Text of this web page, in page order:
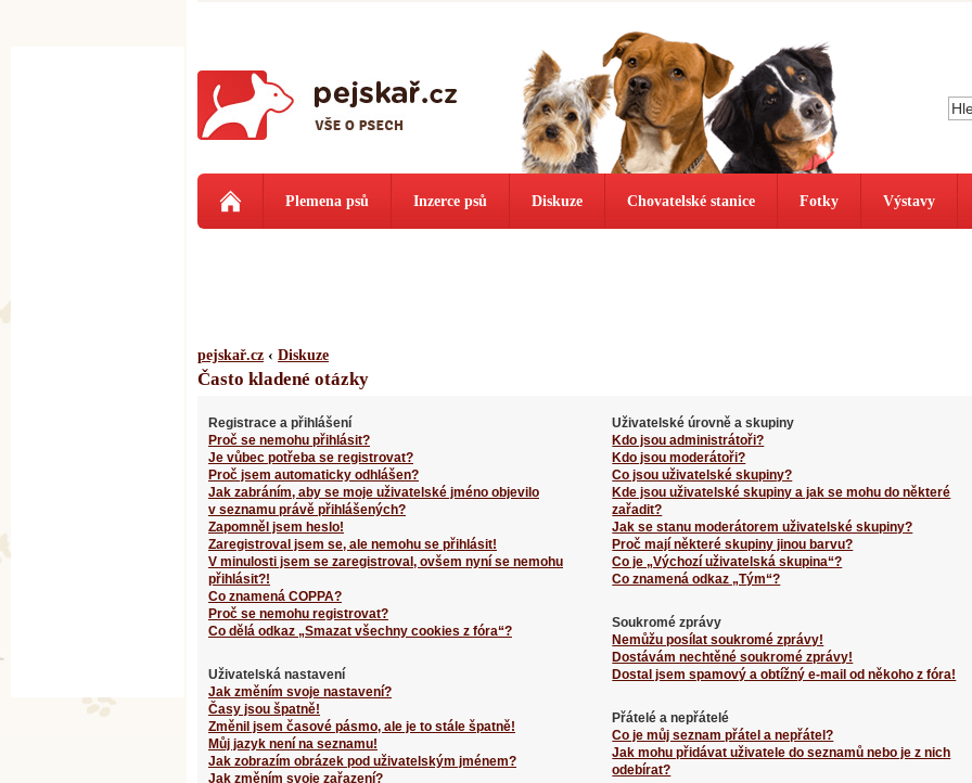
Plemena psů Inzerce psů Diskuze Chovatelské stanice Fotky Výstavy
pejskař.cz ‹ Diskuze
Často kladené otázky
Registrace a přihlášení
Proč se nemohu přihlásit?
Je vůbec potřeba se registrovat?
Proč jsem automaticky odhlášen?
Jak zabráním, aby se moje uživatelské jméno objevilo
v seznamu právě přihlášených?
Zapomněl jsem heslo!
Zaregistroval jsem se, ale nemohu se přihlásit!
V minulosti jsem se zaregistroval, ovšem nyní se nemohu
přihlásit?!
Co znamená COPPA?
Proč se nemohu registrovat?
Co dělá odkaz „Smazat všechny cookies z fóra“?
Uživatelská nastavení
Jak změním svoje nastavení?
Časy jsou špatně!
Změnil jsem časové pásmo, ale je to stále špatně!
Můj jazyk není na seznamu!
Jak zobrazím obrázek pod uživatelským jménem?
Jak změním svoje zařazení?
Uživatelské úrovně a skupiny
Kdo jsou administrátoři?
Kdo jsou moderátoři?
Co jsou uživatelské skupiny?
Kde jsou uživatelské skupiny a jak se mohu do některé
zařadit?
Jak se stanu moderátorem uživatelské skupiny?
Proč mají některé skupiny jinou barvu?
Co je „Výchozí uživatelská skupina“?
Co znamená odkaz „Tým“?
Soukromé zprávy
Nemůžu posílat soukromé zprávy!
Dostávám nechtěné soukromé zprávy!
Dostal jsem spamový a obtížný e-mail od někoho z fóra!
Přátelé a nepřátelé
Co je můj seznam přátel a nepřátel?
Jak mohu přidávat uživatele do seznamů nebo je z nich
odebírat?